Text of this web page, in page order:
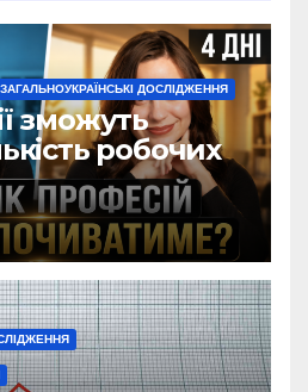
ЗАГАЛЬНОУКРАЇНСЬКІ ДОСЛІДЖЕННЯ
зможуть
робочих